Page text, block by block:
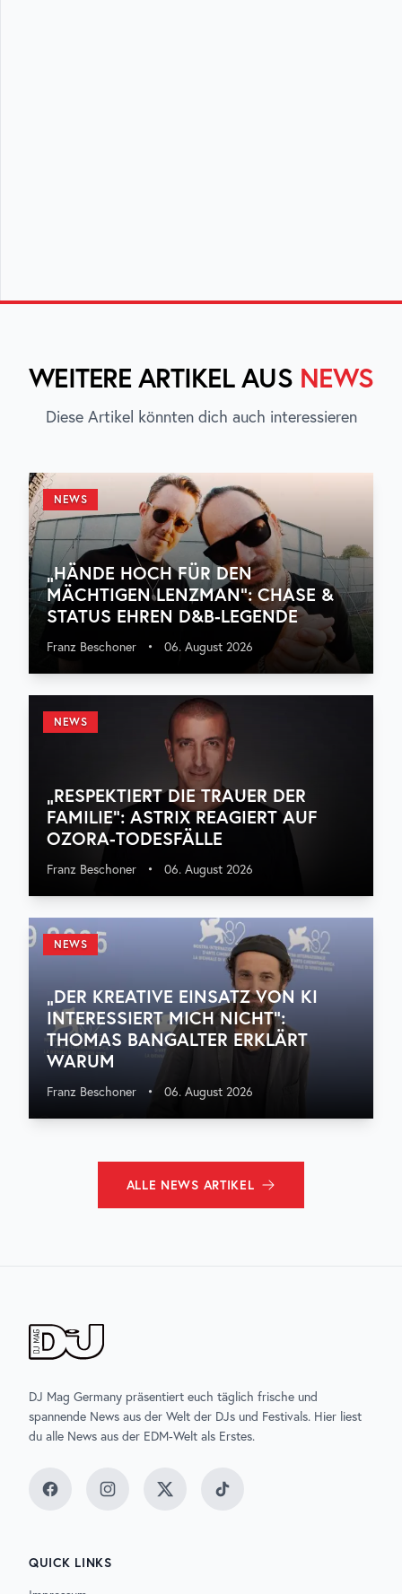
WEITERE ARTIKEL AUS NEWS
Diese Artikel könnten dich auch interessieren
NEWS
„HÄNDE HOCH FÜR DEN
MÄCHTIGEN LENZMAN“: CHASE &
STATUS EHREN D&B-LEGENDE
Franz Beschoner • 06. August 2026
NEWS
„RESPEKTIERT DIE TRAUER DER
FAMILIE“: ASTRIX REAGIERT AUF
OZORA-TODESFÄLLE
Franz Beschoner • 06. August 2026
NEWS
„DER KREATIVE EINSATZ VON KI
INTERESSIERT MICH NICHT“:
THOMAS BANGALTER ERKLÄRT
WARUM
Franz Beschoner • 06. August 2026
ALLE NEWS ARTIKEL
DJ Mag Germany präsentiert euch täglich frische und
spannende News aus der Welt der DJs und Festivals. Hier liest
du alle News aus der EDM-Welt als Erstes.
FacebookInstagramTwitter TikTok
QUICK LINKS